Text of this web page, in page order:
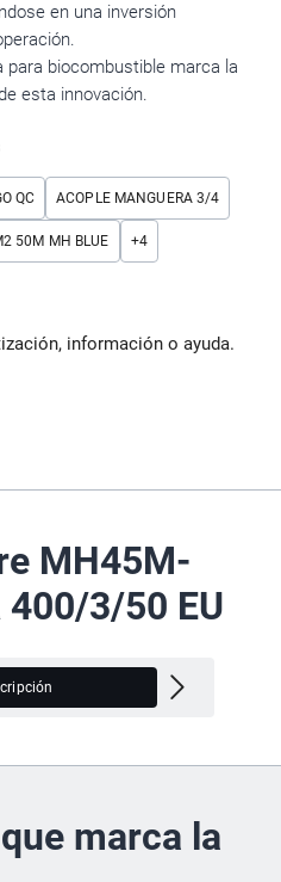
en una inversión
para biocombustible marca la
esta innovación.
QC ACOPLE MANGUERA 3/4
50Μ MH BLUE +4
información o ayuda.
MH45M-
3/50 EU
marca la